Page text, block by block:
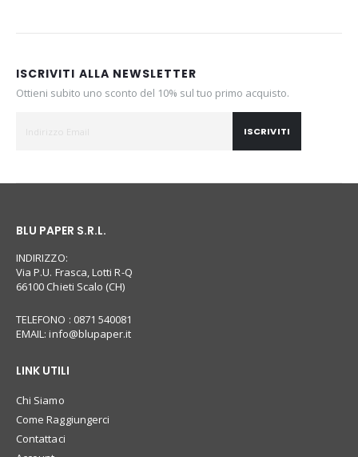
ISCRIVITI ALLA NEWSLETTER
Ottieni subito uno sconto del 10% sul tuo primo acquisto.
ISCRIVITI
BLU PAPER S.R.L.
INDIRIZZO:
Via P.U. Frasca, Lotti R-Q
66100 Chieti Scalo (CH)
TELEFONO : 0871 540081
EMAIL:info@blupaper.it
LINK UTILI
Chi Siamo
Come Raggiungerci
Contattaci